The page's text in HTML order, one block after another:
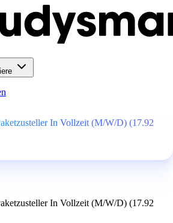
In Vollzeit (M/W/D) (17.92
In Vollzeit (M/W/D) (17.92